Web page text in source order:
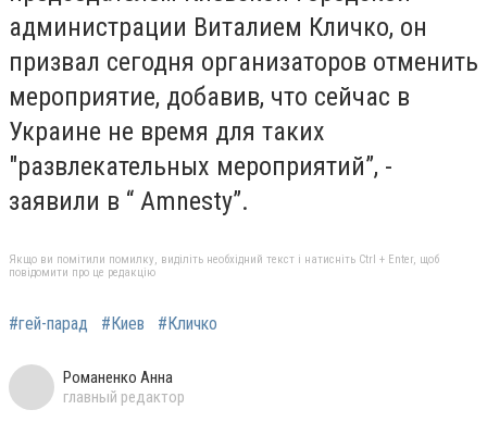
администрации Виталием Кличко, он
призвал сегодня организаторов отменить
мероприятие, добавив, что сейчас в
Украине не время для таких
"развлекательных мероприятий”, -
заявили в “ Amnesty”.
Якщо ви помітили помилку, виділіть необхідний текст і натисніть Ctrl + Enter, щоб
повідомити про це редакцію
#гей-парад #Киев #Кличко
Романенко Анна
главный редактор